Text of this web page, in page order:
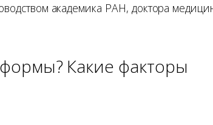
академика РАН, доктора
Какие факторы